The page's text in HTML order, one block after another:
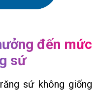
đến mức
sứ
sứ không giống